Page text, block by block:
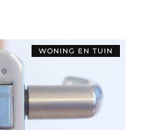
WONING EN TUIN